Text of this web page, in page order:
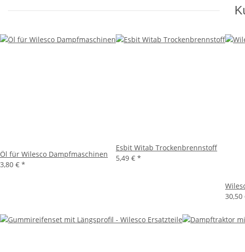
Öl für Wilesco Dampfmaschinen
3,80 € *
Esbit Witab Trockenbrennstoff
5,49 € *
30,50